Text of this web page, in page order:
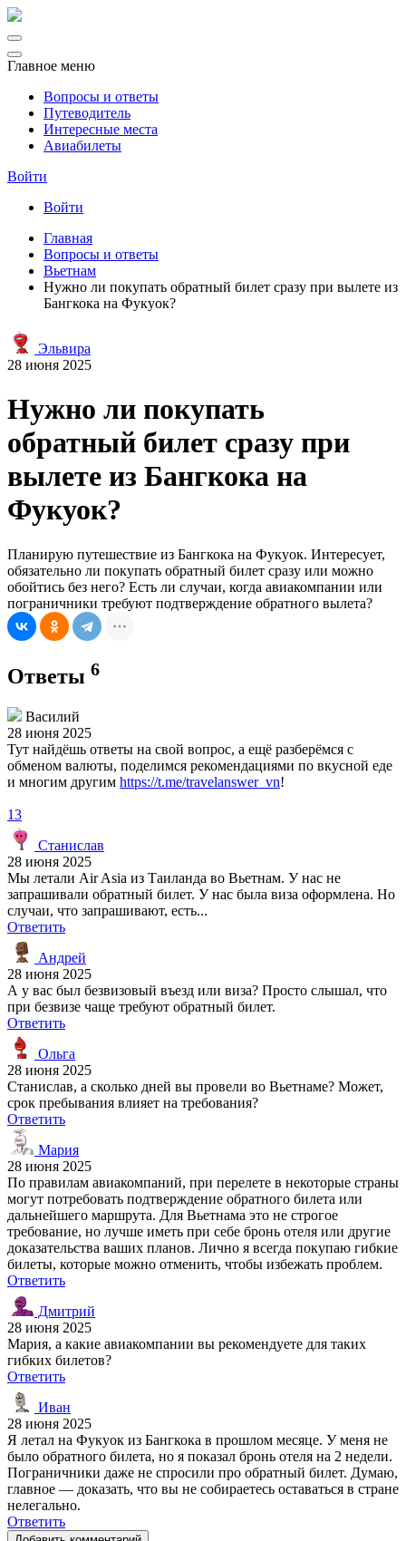
Главное меню
Вопросы и ответы
Путеводитель
Интересные места
Авиабилеты
Войти
Войти
Главная
Вопросы и ответы
Вьетнам
Нужно ли покупать обратный билет сразу при вылете из
Бангкока на Фукуок?
Эльвира
28 июня 2025
Нужно ли покупать
обратный билет сразу при
вылете из Бангкока на
Фукуок?
Планирую путешествие из Бангкока на Фукуок. Интересует,
обязательно ли покупать обратный билет сразу или можно
обойтись без него? Есть ли случаи, когда авиакомпании или
пограничники требуют подтверждение обратного вылета?
Ответы 6
Василий
28 июня 2025
Тут найдёшь ответы на свой вопрос, а ещё разберёмся с
обменом валюты, поделимся рекомендациями по вкусной еде
и многим другим https://t.me/travelanswer_vn!
13
Станислав
28 июня 2025
Мы летали Air Asia из Таиланда во Вьетнам. У нас не
запрашивали обратный билет. У нас была виза оформлена. Но
случаи, что запрашивают, есть...
Ответить
Андрей
28 июня 2025
А у вас был безвизовый въезд или виза? Просто слышал, что
при безвизе чаще требуют обратный билет.
Ответить
Ольга
28 июня 2025
Станислав, а сколько дней вы провели во Вьетнаме? Может,
срок пребывания влияет на требования?
Ответить
Мария
28 июня 2025
По правилам авиакомпаний, при перелете в некоторые страны
могут потребовать подтверждение обратного билета или
дальнейшего маршрута. Для Вьетнама это не строгое
требование, но лучше иметь при себе бронь отеля или другие
доказательства ваших планов. Лично я всегда покупаю гибкие
билеты, которые можно отменить, чтобы избежать проблем.
Ответить
Дмитрий
28 июня 2025
Мария, а какие авиакомпании вы рекомендуете для таких
гибких билетов?
Ответить
Иван
28 июня 2025
Я летал на Фукуок из Бангкока в прошлом месяце. У меня не
было обратного билета, но я показал бронь отеля на 2 недели.
Пограничники даже не спросили про обратный билет. Думаю,
главное — доказать, что вы не собираетесь оставаться в стране
нелегально.
Ответить